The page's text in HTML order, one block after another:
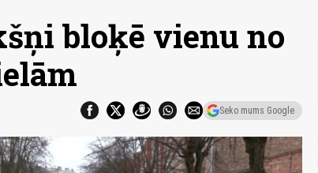
bloķē vienu no
Seko mums Google